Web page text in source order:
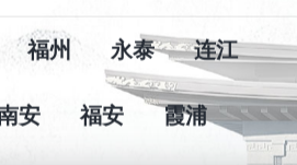
福州 永泰 连江
安 福安 霞浦